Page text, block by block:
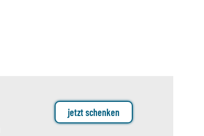
jetzt schenken